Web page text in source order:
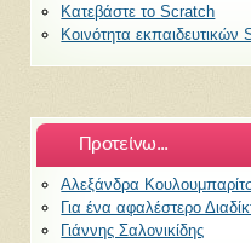
Κατεβάστε το Scratch
Κοινότητα εκπαιδευτικών
Προτείνω...
Αλεξάνδρα
Για ένα αφαλέστερο
Γιάννης Σαλονικίδης